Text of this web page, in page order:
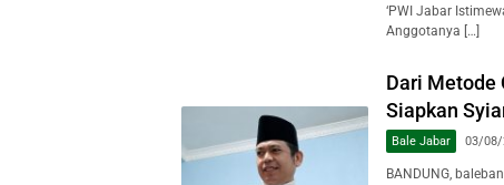
‘PWI Jabar
Anggotanya […]
Dari Metode
Siapkan
Bale Jabar 03/08/
BANDUNG,